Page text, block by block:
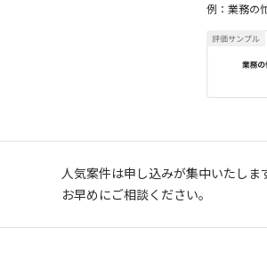
例：業務の
人気案件は申し込みが集中いたしま
お早めにご相談ください。